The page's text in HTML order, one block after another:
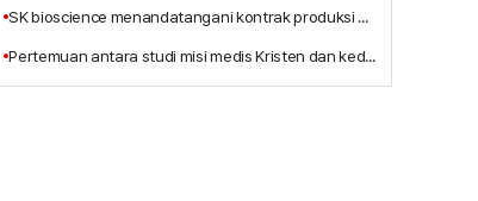
SK bioscience menandatangani kontrak produksi alih daya vaksin Ebola MSD dengan anak perusahaannya, IDT Biologika
Pertemuan antara studi misi medis Kristen dan kedokteran integratif, Terbitnya Buku Baru 'Pelayanan Penyembuhan Tritunggal Yesus Kristus'